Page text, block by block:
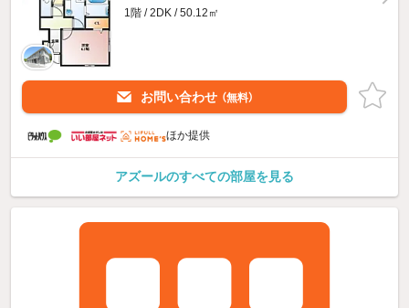
1階 / 2DK / 50.12㎡
お問い合わせ （無料）
ほか提供
アズールのすべての部屋を見る